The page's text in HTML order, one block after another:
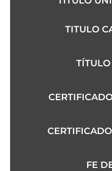
TITULO
FE